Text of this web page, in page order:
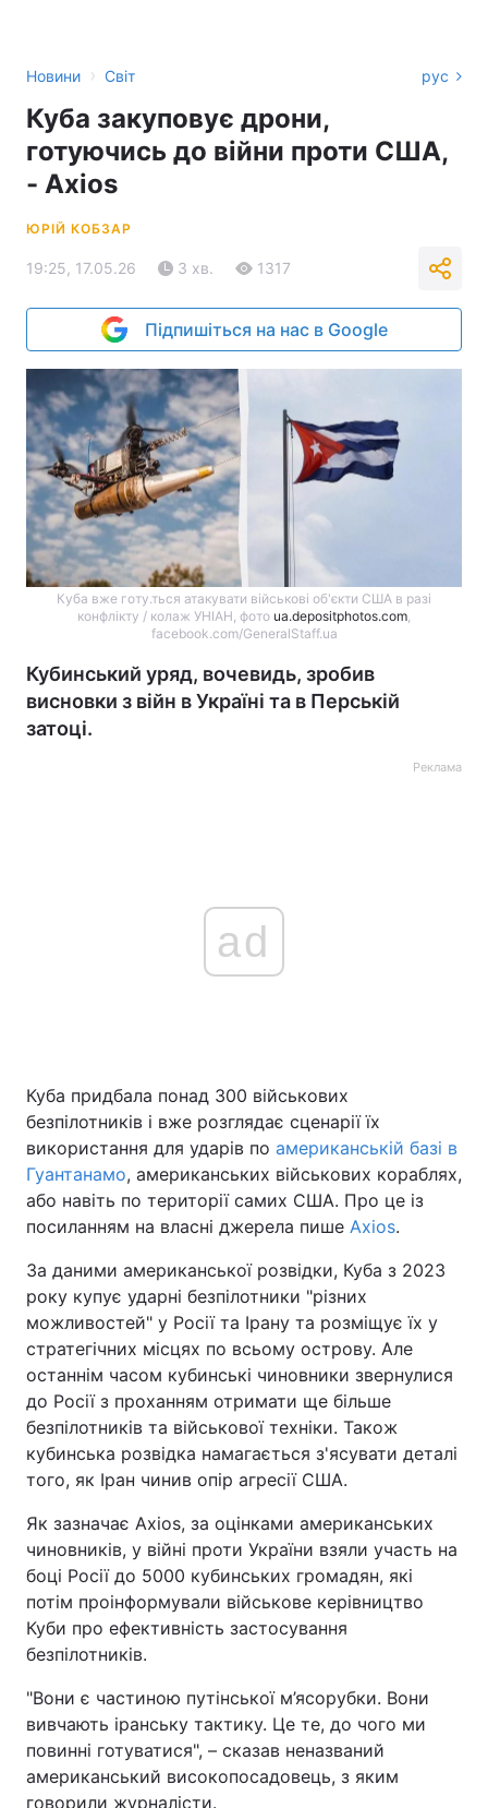
Новини › Світ рус
Куба закуповує дрони,
готуючись до війни проти США,
- Axios
ЮРІЙ КОБЗАР
19:25, 17.05.26 3 хв. 1317
Підпишіться на нас в Google
Куба вже готу.ться атакувати військові об'єкти США в разі
конфлікту / колаж УНІАН, фото ua.depositphotos.com,
facebook.com/GeneralStaff.ua
Кубинський уряд, вочевидь, зробив
висновки з війн в Україні та в Перській
затоці.
Реклама
ad
Куба придбала понад 300 військових
безпілотників і вже розглядає сценарії їх
використання для ударів по американській базі в
Гуантанамо, американських військових кораблях,
або навіть по території самих США. Про це із
посиланням на власні джерела пише Axios.
За даними американської розвідки, Куба з 2023
року купує ударні безпілотники "різних
можливостей" у Росії та Ірану та розміщує їх у
стратегічних місцях по всьому острову. Але
останнім часом кубинські чиновники звернулися
до Росії з проханням отримати ще більше
безпілотників та військової техніки. Також
кубинська розвідка намагається з'ясувати деталі
того, як Іран чинив опір агресії США.
Як зазначає Axios, за оцінками американських
чиновників, у війні проти України взяли участь на
боці Росії до 5000 кубинських громадян, які
потім проінформували військове керівництво
Куби про ефективність застосування
безпілотників.
"Вони є частиною путінської м’ясорубки. Вони
вивчають іранську тактику. Це те, до чого ми
повинні готуватися", – сказав неназваний
американський високопосадовець, з яким
говорили журналісти.